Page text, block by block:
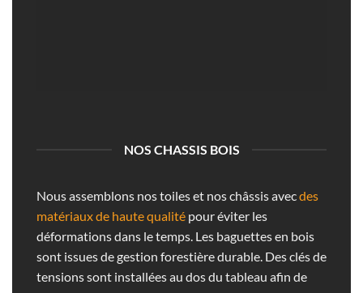
NOS CHASSIS BOIS
Nous assemblons nos toiles et nos châssis avecdes
matériaux de haute qualité pour éviter les
déformations dans le temps. Les baguettes en bois
sont issues de gestion forestière durable. Des clés de
tensions sont installées au dos du tableau afin de